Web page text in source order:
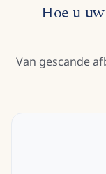
Hoe u
Van gescande